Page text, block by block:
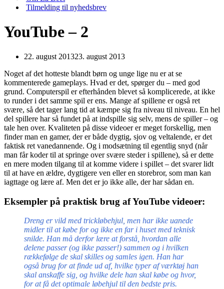
Tilmelding til nyhedsbrev
YouTube – 2
22. august 201323. august 2013
Noget af det hotteste blandt børn og unge lige nu er at se
kommenterede gameplays. Hvad er det, spørger du – med god
grund. Computerspil er efterhånden blevet så komplicerede, at ikke
to runder i det samme spil er ens. Mange af spillene er også ret
svære, så det tager lang tid at kæmpe sig fra niveau til niveau. En hel
del spillere har så fundet på at indspille sig selv, mens de spiller – og
tale hen over. Kvaliteten på disse videoer er meget forskellig, men
finder man en gamer, der er både dygtig, sjov og veltalende, er det
faktisk ret vanedannende. Og i modsætning til egentlig snyd (når
man får koder til at springe over svære steder i spillene), så er dette
en mere moden tilgang til at komme videre i spillet – det svarer lidt
til at have en ældre, dygtigere ven eller en storebror, som man kan
iagttage og lære af. Men det er jo ikke alle, der har sådan en.
Eksempler på praktisk brug af YouTube videoer:
Dreng er vild med trickløbehjul, men har ikke uanede
midler til at købe for og ikke en far i huset med teknisk
snilde. Han må derfor lære at forstå, hvordan alle
delene passer (og ikke passer!) sammen og i hvilken
rækkefølge de skal skilles og samles igen. Han har
også brug for at finde ud af, hvilke typer af værktøj han
skal anskaffe sig, og hvilke dele han skal købe og hvor,
for at få det optimale løbehjul til den bedste pris.